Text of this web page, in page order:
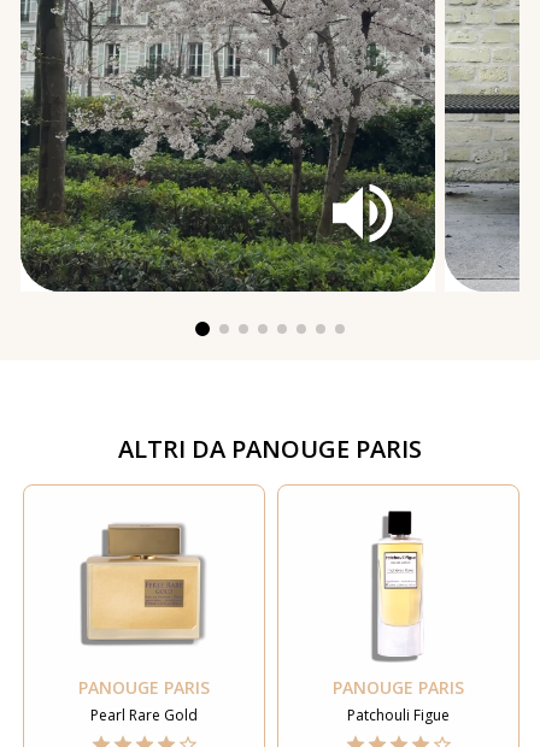
ALTRI DA PANOUGE PARIS
PANOUGE PARIS
Pearl Rare Gold
PANOUGE PARIS
Patchouli Figue